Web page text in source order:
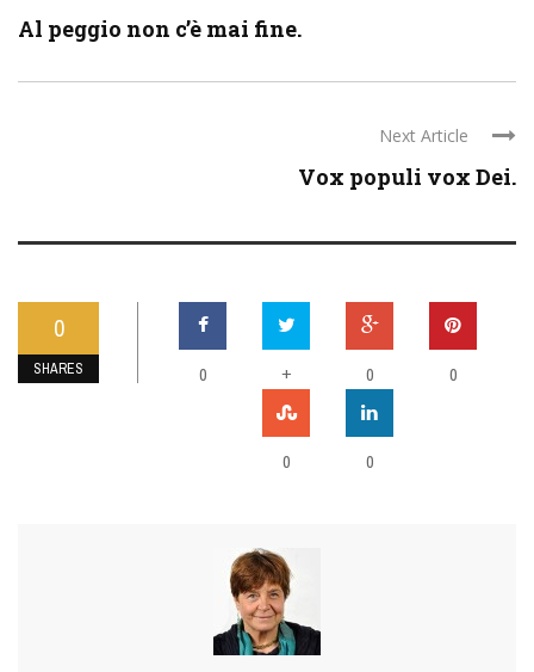
Al peggio non c’è mai fine.
Next Article
Vox populi vox Dei.
0
SHARES 0 + 0 0
0 0